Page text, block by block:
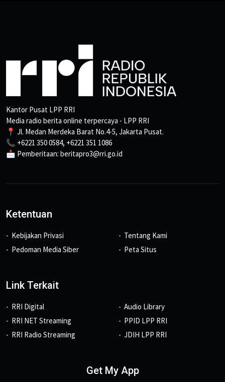
Kantor Pusat LPP RRI
Media radio berita online terpercaya - LPP RRI
📍 Jl. Medan Merdeka Barat No.4-5, Jakarta Pusat.
📞 +6221 350 0584, +6221 351 1086
📩 Pemberitaan: beritapro3@rri.go.id
Ketentuan
Kebijakan Privasi
Pedoman Media Siber
Tentang Kami
Peta Situs
Link Terkait
RRI Digital
RRI NET Streaming
RRI Radio Streaming
Audio Library
PPID LPP RRI
JDIH LPP RRI
Get My App